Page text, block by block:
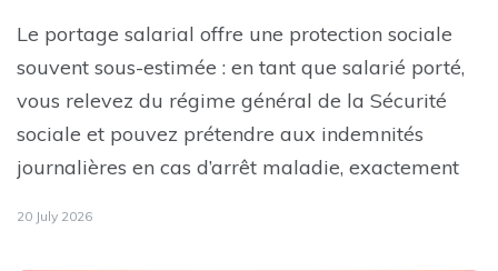
Le portage salarial offre une protection sociale
souvent sous-estimée : en tant que salarié porté,
vous relevez du régime général de la Sécurité
sociale et pouvez prétendre aux indemnités
journalières en cas d’arrêt maladie, exactement
20 July 2026